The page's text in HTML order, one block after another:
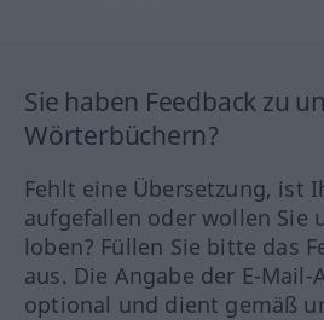
Sie haben Feedback zu
Wörterbüchern?
Fehlt eine Übersetzung, ist
aufgefallen oder wollen Sie
loben? Füllen Sie bitte das
aus. Die Angabe der E-Mail-
optional und dient gemäß